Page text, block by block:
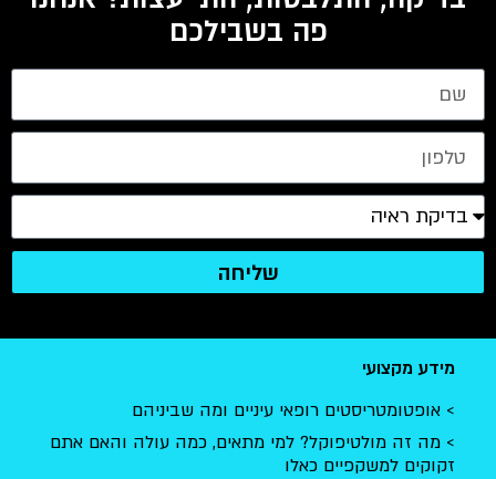
פה בשבילכם
שליחה
מידע מקצועי
אופטומטריסטים רופאי עיניים ומה שביניהם
מה זה מולטיפוקל? למי מתאים, כמה עולה והאם אתם
זקוקים למשקפיים כאלו